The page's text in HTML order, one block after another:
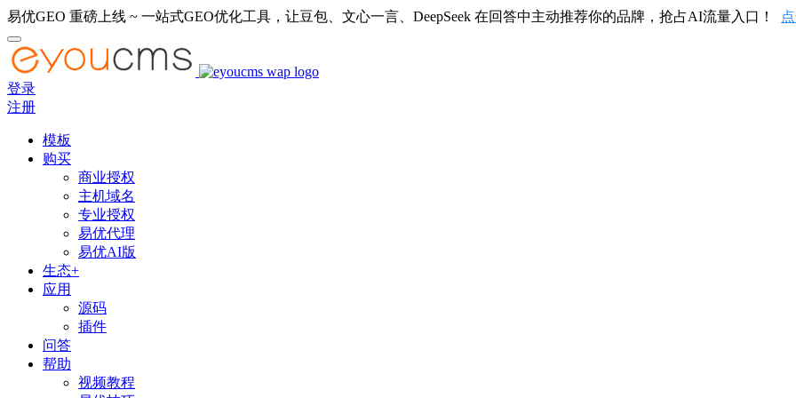
易优GEO 重磅上线 ~ 一站式GEO优化工具，让豆包、文心一言、DeepSeek 在回答中主动推荐你的品牌，抢占AI流量入口！
登录
注册
模板
购买
商业授权
主机域名
专业授权
易优代理
易优AI版
生态+
应用
源码
插件
问答
帮助
视频教程